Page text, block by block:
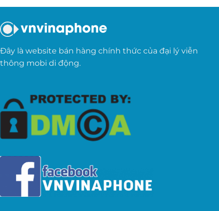
Đây là website bán hàng chính thức của đại lý viễn
thông mobi di động.